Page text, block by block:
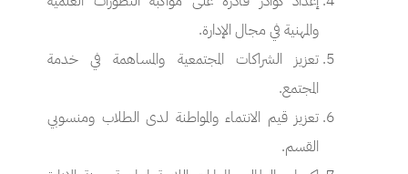
والمهنية في مجال الإدارة.
تعزيز الشراكات المجتمعية والمساهمة في خدمة
المجتمع.
تعزيز قيم الانتماء والمواطنة لدى الطلاب ومنسوبي
القسم.